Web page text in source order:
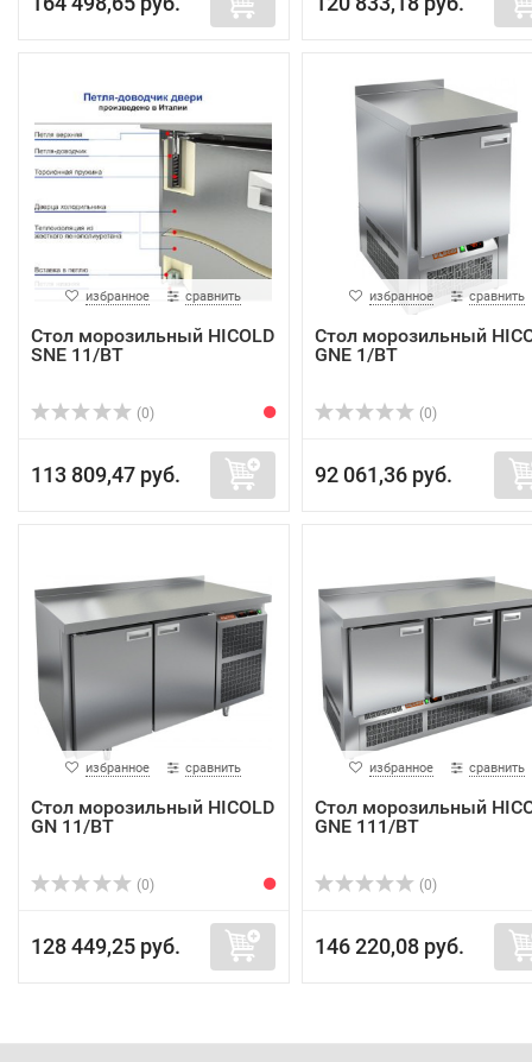
избранное сравнить
Стол морозильный HICOLD
SNE 11/BT
(0)
113 809,47 руб.
избранное сравнить
Стол морозильный
GNE 1/BT
(0)
92 061,36 руб.
избранное сравнить
Стол морозильный HICOLD
GN 11/BT
(0)
128 449,25 руб.
избранное сравнить
Стол морозильный
GNE 111/BT
(0)
146 220,08 руб.